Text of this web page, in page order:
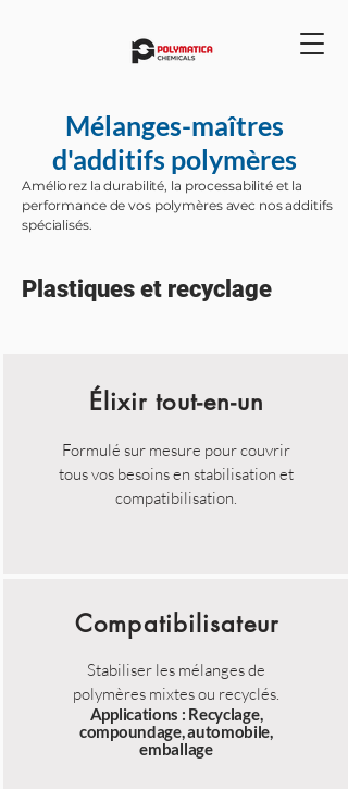
Mélanges-maîtres
d'additifs polymères
​Améliorez la durabilité, la processabilité et la
performance de vos polymères avec nos additifs
spécialisés.
Plastiques et recyclage
Élixir tout-en-un
Formulé sur mesure pour couvrir
tous vos besoins en stabilisation et
compatibilisation.
Compatibilisateur
Stabiliser les mélanges de
polymères mixtes ou recyclés.
Applications : Recyclage,
compoundage, automobile,
emballage